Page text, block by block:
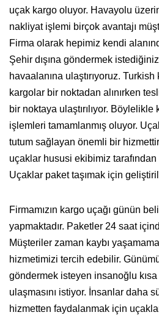
uçak kargo oluyor. Havayolu
nakliyat işlemi birçok avantajı
Firma olarak hepimiz kendi
Şehir dışına göndermek
havaalanına ulaştırıyoruz.
kargolar bir noktadan alınırken
bir noktaya ulaştırılıyor.
işlemleri tamamlanmış oluyor.
tutum sağlayan önemli bir
uçaklar hususi ekibimiz tarafından
Uçaklar paket taşımak için
Firmamızın kargo uçağı günün
yapmaktadır. Paketler 24 saat
Müşteriler zaman kaybı
hizmetimizi tercih edebilir.
göndermek isteyen insanoğlu
ulaşmasını istiyor. İnsanlar daha
hizmetten faydalanmak için